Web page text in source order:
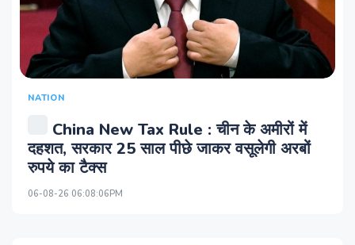
NATION
China New Tax Rule : चीन के अमीरों में
दहशत, सरकार 25 साल पीछे जाकर वसूलेगी अरबों
रुपये का टैक्स
06-08-26 06:08:06PM